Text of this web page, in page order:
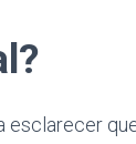
esclarecer